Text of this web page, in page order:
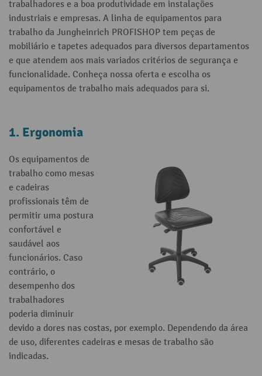
trabalhadores e a boa produtividade em instalações
industriais e empresas. A linha de equipamentos para
trabalho da Jungheinrich PROFISHOP tem peças de
mobiliário e tapetes adequados para diversos departamentos
e que atendem aos mais variados critérios de segurança e
funcionalidade. Conheça nossa oferta e escolha os
equipamentos de trabalho mais adequados para si.
1. Ergonomia
Os equipamentos de
trabalho como mesas
e cadeiras
profissionais têm de
permitir uma postura
confortável e
saudável aos
funcionários. Caso
contrário, o
desempenho dos
trabalhadores
poderia diminuir
devido a dores nas costas, por exemplo. Dependendo da área
de uso, diferentes cadeiras e mesas de trabalho são
indicadas.